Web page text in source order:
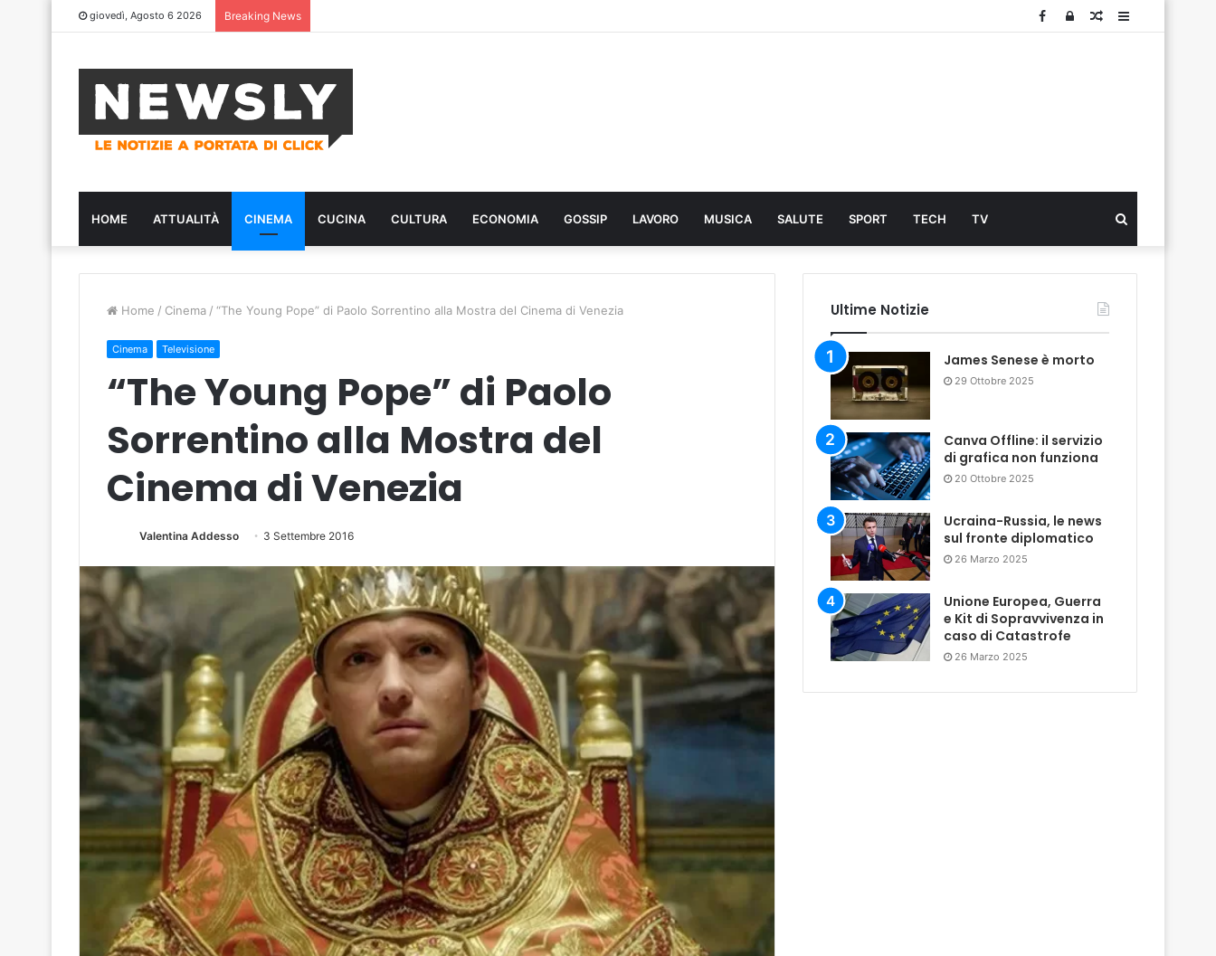
giovedì, Agosto 6 2026 Breaking News Sidebar
Articolo
Log
Facebook
HOME ATTUALITÀ CINEMA CUCINA CULTURA ECONOMIA GOSSIP LAVORO MUSICA SALUTE SPORT TECH TV
...
Home / Cinema / “The Young Pope” di Paolo Sorrentino alla Mostra del Cinema di Venezia
Cinema Televisione
“The Young Pope” di Paolo
Sorrentino alla Mostra del
Cinema di Venezia
Valentina Addesso 3 Settembre 2016
Ultime Notizie
James Senese è morto
29 Ottobre 2025
Canva Offline: il servizio
di grafica non funziona
20 Ottobre 2025
Ucraina-Russia, le news
sul fronte diplomatico
26 Marzo 2025
Unione Europea, Guerra
e Kit di Sopravvivenza in
caso di Catastrofe
26 Marzo 2025